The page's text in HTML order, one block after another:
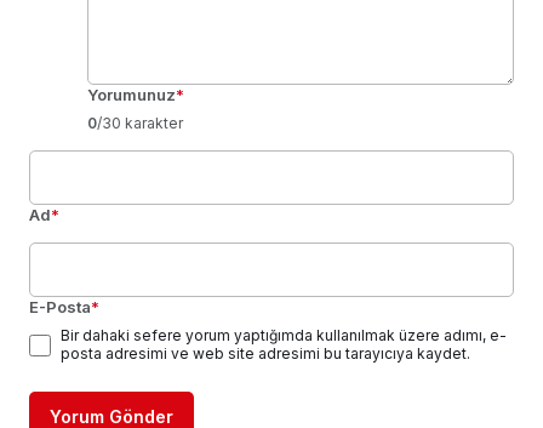
Yorumunuz*
0/30 karakter
Ad*
E-Posta*
Bir dahaki sefere yorum yaptığımda kullanılmak üzere adımı, e-
posta adresimi ve web site adresimi bu tarayıcıya kaydet.
Yorum Gönder